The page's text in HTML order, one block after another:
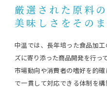
厳選された原料の
美味しさをその
中温では、長年培った食品加
ズに寄り添った商品開発を行って
市場動向や消費者の嗜好を的
で一貫して対応できる体制を